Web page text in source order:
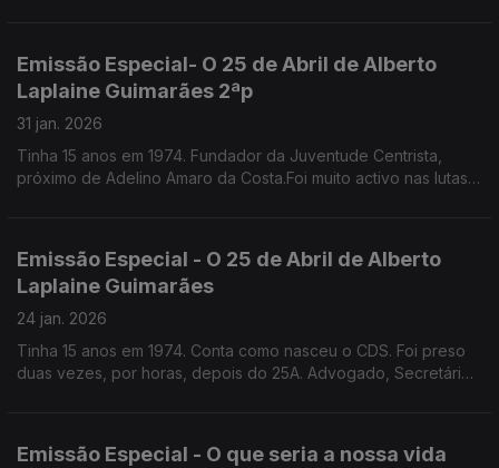
Emissão Especial- O 25 de Abril de Alberto
Laplaine Guimarães 2ªp
31 jan. 2026
Tinha 15 anos em 1974. Fundador da Juventude Centrista,
próximo de Adelino Amaro da Costa.Foi muito activo nas lutas
Emissão Especial - O 25 de Abril de Alberto
Laplaine Guimarães
24 jan. 2026
Tinha 15 anos em 1974. Conta como nasceu o CDS. Foi preso
duas vezes, por horas, depois do 25A. Advogado, Secretário
Emissão Especial - O que seria a nossa vida